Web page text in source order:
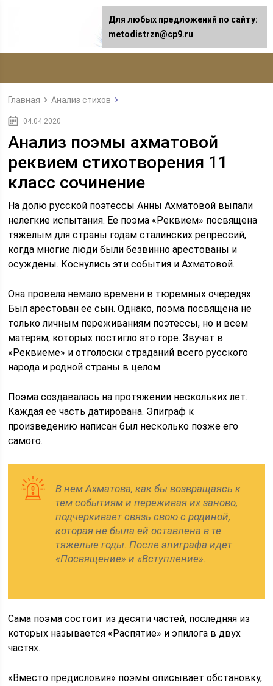
Главная Анализ стихов
04.04.2020
Анализ поэмы ахматовой
реквием стихотворения 11
класс сочинение
На долю русской поэтессы Анны Ахматовой выпали
нелегкие испытания. Ее поэма «Реквием» посвящена
тяжелым для страны годам сталинских репрессий,
когда многие люди были безвинно арестованы и
осуждены. Коснулись эти события и Ахматовой.
Она провела немало времени в тюремных очередях.
Был арестован ее сын. Однако, поэма посвящена не
только личным переживаниям поэтессы, но и всем
матерям, которых постигло это горе. Звучат в
«Реквиеме» и отголоски страданий всего русского
народа и родной страны в целом.
Поэма создавалась на протяжении нескольких лет.
Каждая ее часть датирована. Эпиграф к
произведению написан был несколько позже его
самого.
В нем Ахматова, как бы возвращаясь к
тем событиям и переживая их заново,
подчеркивает связь свою с родиной,
которая не была ей оставлена в те
тяжелые годы. После эпиграфа идет
«Посвящение» и «Вступление».
Сама поэма состоит из десяти частей, последняя из
которых называется «Распятие» и эпилога в двух
частях.
«Вместо предисловия» поэмы описывает обстановку,
Для любых предложений по сайту:
metodistrzn@cp9.ru